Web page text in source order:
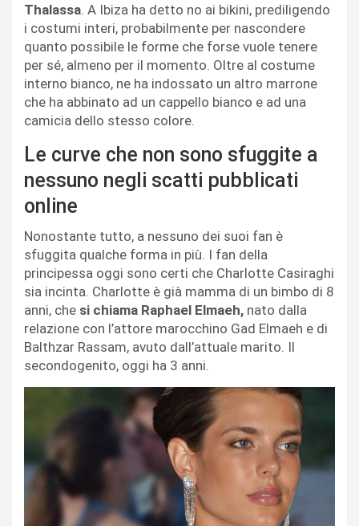
Thalassa. A Ibiza ha detto no ai bikini, prediligendo
i costumi interi, probabilmente per nascondere
quanto possibile le forme che forse vuole tenere
per sé, almeno per il momento. Oltre al costume
interno bianco, ne ha indossato un altro marrone
che ha abbinato ad un cappello bianco e ad una
camicia dello stesso colore.
Le curve che non sono sfuggite a
nessuno negli scatti pubblicati
online
Nonostante tutto, a nessuno dei suoi fan è
sfuggita qualche forma in più. I fan della
principessa oggi sono certi che Charlotte Casiraghi
sia incinta. Charlotte è già mamma di un bimbo di 8
anni, che si chiama Raphael Elmaeh, nato dalla
relazione con l’attore marocchino Gad Elmaeh e di
Balthzar Rassam, avuto dall’attuale marito. Il
secondogenito, oggi ha 3 anni.